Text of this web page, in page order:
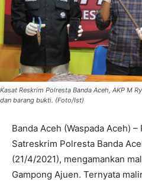
Kasat Reskrim Polresta Banda Aceh, AKP M
dan barang bukti. (Foto/Ist)
Banda Aceh (Waspada Aceh)
Satreskrim Polresta Banda
(21/4/2021), mengamankan
Gampong Ajuen. Ternyata